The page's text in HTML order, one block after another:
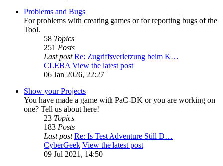
Problems and Bugs
For problems with creating games or for reporting bugs of the
Tool.
58 Topics
251 Posts
Last post Re: Zugriffsverletzung beim K…
CLEBA View the latest post
06 Jan 2026, 22:27
Show your Projects
You have made a game with PaC-DK or you are working on
one? Tell us about here!
23 Topics
183 Posts
Last post Re: Is Test Adventure Still D…
CyberGeek View the latest post
09 Jul 2021, 14:50